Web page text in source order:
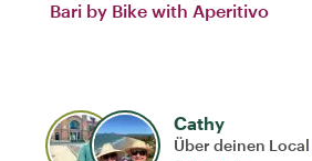
Bari by Bike with Aperitivo
Cathy
Über deinen Local